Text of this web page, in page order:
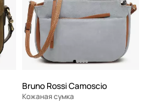
Bruno Rossi Camoscio
Кожаная сумка